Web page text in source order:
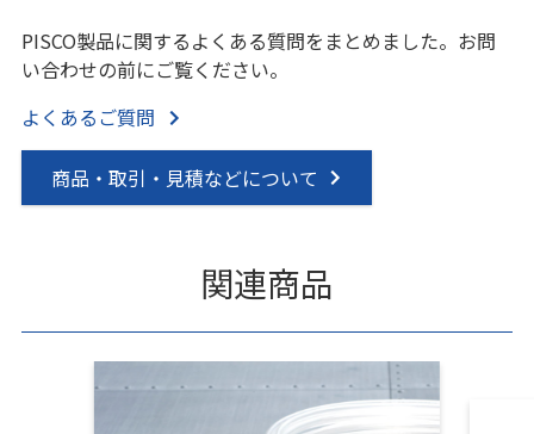
PISCO製品に関するよくある質問をまとめました。お問
い合わせの前にご覧ください。
よくあるご質問
商品・取引・見積などについて
関連商品